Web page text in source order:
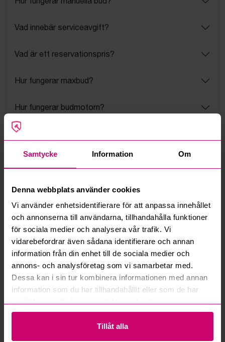
Samtycke Information Om
Denna webbplats använder cookies
Vi använder enhetsidentifierare för att anpassa innehållet
och annonserna till användarna, tillhandahålla funktioner
för sociala medier och analysera vår trafik. Vi
vidarebefordrar även sådana identifierare och annan
information från din enhet till de sociala medier och
annons- och analysföretag som vi samarbetar med.
Dessa kan i sin tur kombinera informationen med annan
information som du har tillhandahållit eller som de har
Tillåt alla
Vad innebär serviceavgift?
Vad är ett reservationspris?
Hur fungerar maxbud?
Hur fungerar budmotorn?
Kan jag ångra ett bud?
Kan ni frakta mina vunna objekt?
Mer från samma kategori
Oanvänd Oanvänd